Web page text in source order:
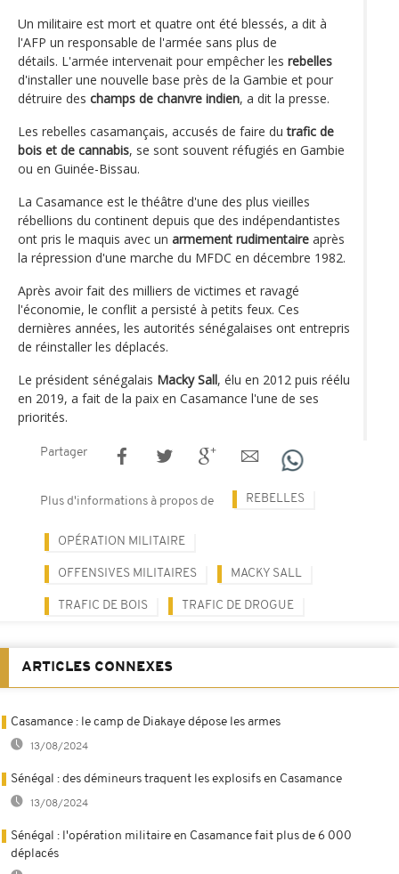
Un militaire est mort et quatre ont été blessés, a dit à
l'AFP un responsable de l'armée sans plus de
détails. L'armée intervenait pour empêcher les rebelles
d'installer une nouvelle base près de la Gambie et pour
détruire des champs de chanvre indien, a dit la presse.
Les rebelles casamançais, accusés de faire dutrafic de
bois et de cannabis, se sont souvent réfugiés en Gambie
ou en Guinée-Bissau.
La Casamance est le théâtre d'une des plus vieilles
rébellions du continent depuis que des indépendantistes
ont pris le maquis avec un armement rudimentaire après
la répression d'une marche du MFDC en décembre 1982.
Après avoir fait des milliers de victimes et ravagé
l'économie, le conflit a persisté à petits feux. Ces
dernières années, les autorités sénégalaises ont entrepris
de réinstaller les déplacés.
Le président sénégalais Macky Sall, élu en 2012 puis réélu
en 2019, a fait de la paix en Casamance l'une de ses
priorités.
Partager
Plus d'informations à propos de REBELLES
OPÉRATION MILITAIRE
OFFENSIVES MILITAIRES MACKY SALL
TRAFIC DE BOIS TRAFIC DE DROGUE
ARTICLES CONNEXES
Casamance : le camp de Diakaye dépose les armes
13/08/2024
Sénégal : des démineurs traquent les explosifs en Casamance
13/08/2024
Sénégal : l'opération militaire en Casamance fait plus de 6 000
déplacés